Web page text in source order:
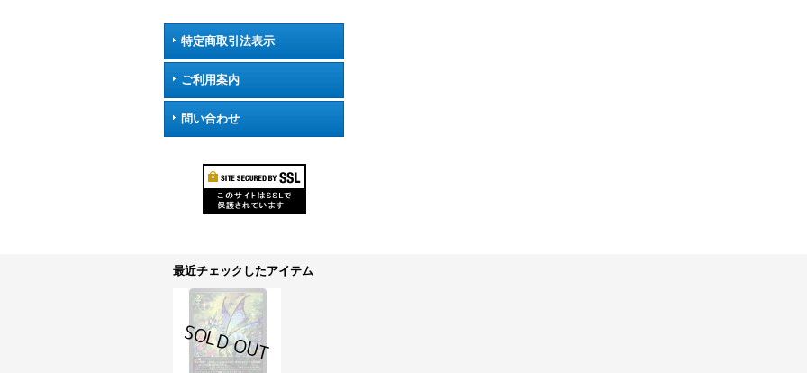
特定商取引法表示
ご利用案内
問い合わせ
最近チェックしたアイテム